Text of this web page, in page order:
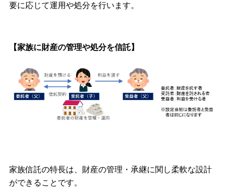
要に応じて運用や処分を行います。
【家族に財産の管理や処分を信託】
家族信託の特長は、財産の管理・承継に関し柔軟な設計
ができることです。